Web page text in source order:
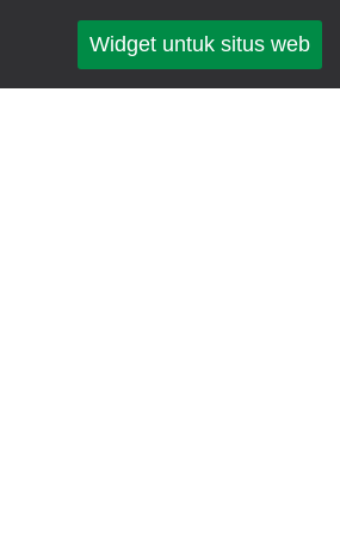
Widget untuk situs web